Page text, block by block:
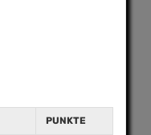
PUNKTE